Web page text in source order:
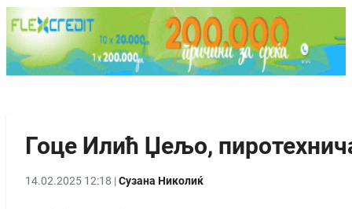
Гоце Илић Џељо,
14.02.2025 12:18 |Сузана Николиќ